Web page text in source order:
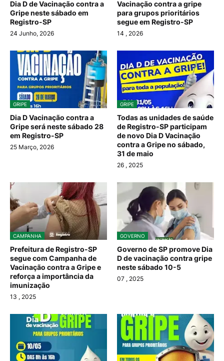
Dia D de Vacinação contra a
Gripe neste sábado em
Registro-SP
24 Junho, 2026
Vacinação contra a gripe
para grupos prioritários
segue em Registro-SP
14 , 2026
GRIPE
Dia D Vacinação contra a
Gripe será neste sábado 28
em Registro-SP
25 Março, 2026
GRIPE
Todas as unidades de saúde
de Registro-SP participam
de novo Dia D Vacinação
contra a Gripe no sábado,
31 de maio
26 , 2025
CAMPANHA
Prefeitura de Registro-SP
segue com Campanha de
Vacinação contra a Gripe e
reforça a importância da
imunização
13 , 2025
GOVERNO
Governo de SP promove Dia
D de vacinação contra gripe
neste sábado 10-5
07 , 2025